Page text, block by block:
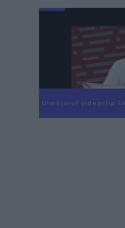
Următorul videoclip